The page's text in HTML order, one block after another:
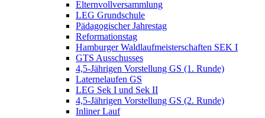
Elternvollversammlung
LEG Grundschule
Pädagogischer Jahrestag
Reformationstag
Hamburger Waldlaufmeisterschaften SEK I
GTS Ausschusses
4,5-Jährigen Vorstellung GS (1. Runde)
Laternelaufen GS
LEG Sek I und Sek II
4,5-Jährigen Vorstellung GS (2. Runde)
Inliner Lauf